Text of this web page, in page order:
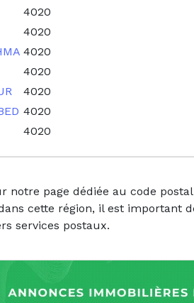
4020
4020
4020
4020
4020
4020
4020
notre page dédiée au code
cette région, il est important
services postaux.